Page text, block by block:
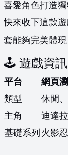
喜愛角色打造
快來收下這款
套能夠完美體現
🕹️ 遊戲資訊
平台
網頁
類型
休閒
主角
迪達
基礎系列 火影